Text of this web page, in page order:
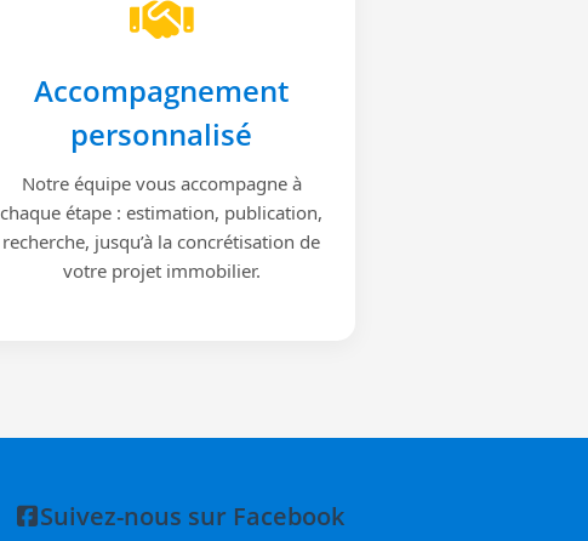
Accompagnement
personnalisé
Notre équipe vous accompagne à
chaque étape : estimation, publication,
recherche, jusqu’à la concrétisation de
votre projet immobilier.
Suivez-nous sur Facebook